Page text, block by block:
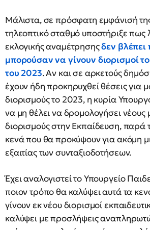
Μάλιστα, σε πρόσφατη εμφάνισή
τηλεοπτικό σταθμό υποστήριξε πως
εκλογικής αναμέτρησηςδεν
μπορούσαν να γίνουν διορισμοί
του 2023. Αν και σε αρκετούς
έχουν ήδη προκηρυχθεί θέσεις για
διορισμούς το 2023, η κυρία
να μη θέλει να δρομολογήσει νέους
διορισμούς στην Εκπαίδευση, παρά
κενά που θα προκύψουν για ακόμη
εξαιτίας των συνταξιοδοτήσεων.
Έχει αναλογιστεί το Υπουργείο
ποιον τρόπο θα καλύψει αυτά τα
γίνουν εκ νέου διορισμοί
καλύψει με προσλήψεις